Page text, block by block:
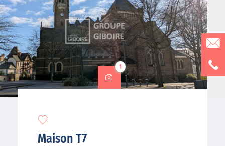
1
Maison T7